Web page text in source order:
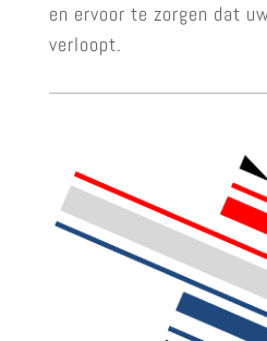
en ervoor te zorgen dat
verloopt.